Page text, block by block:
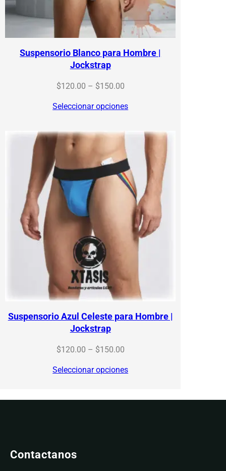
Suspensorio Blanco para Hombre |
Jockstrap
$120.00 – $150.00Price
$120.00
$150.00
Seleccionar opciones
Suspensorio Azul Celeste para Hombre |
Jockstrap
$120.00 – $150.00Price
$120.00
$150.00
Seleccionar opciones
Contactanos